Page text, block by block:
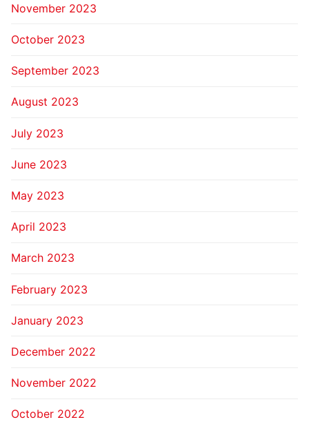
November 2023
October 2023
September 2023
August 2023
July 2023
June 2023
May 2023
April 2023
March 2023
February 2023
January 2023
December 2022
November 2022
October 2022